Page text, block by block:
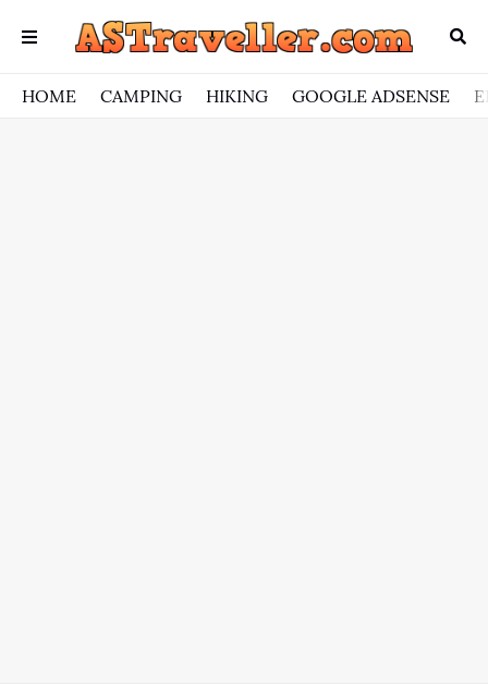
HOME CAMPING HIKING GOOGLE ADSENSE